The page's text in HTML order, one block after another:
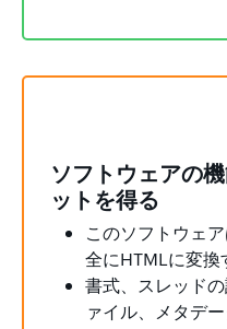
ソフトウェアの
ットを得る
このソフトウェ
全にHTMLに変換
書式、スレッド
ァイル、メタデ